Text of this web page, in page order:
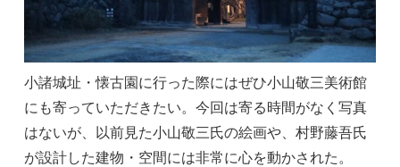
小諸城址・懐古園に行った際にはぜひ小山敬三美術館
にも寄っていただきたい。今回は寄る時間がなく写真
はないが、以前見た小山敬三氏の絵画や、村野藤吾氏
が設計した建物・空間には非常に心を動かされた。